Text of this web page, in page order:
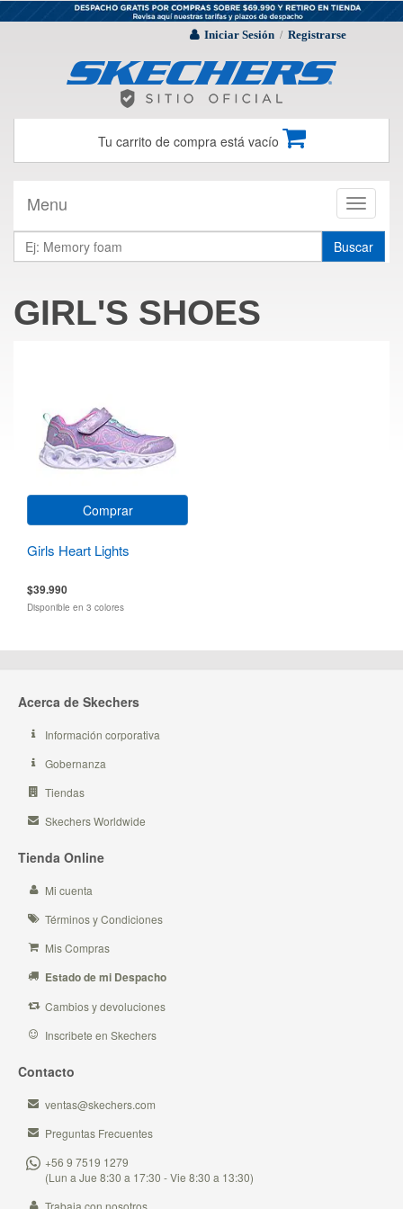
Iniciar Sesión / Registrarse
Tu carrito de compra está vacío
Toggle
Menu
Buscar
GIRL'S SHOES
Comprar
Girls Heart Lights
$39.990
Disponible en 3 colores
Acerca de Skechers
Información corporativa
Gobernanza
Tiendas
Skechers Worldwide
Tienda Online
Mi cuenta
Términos y Condiciones
Mis Compras
Estado de mi Despacho
Cambios y devoluciones
Inscribete en Skechers
Contacto
ventas@skechers.com
Preguntas Frecuentes
+56 9 7519 1279
(Lun a Jue 8:30 a 17:30 - Vie 8:30 a 13:30)
Trabaja con nosotros